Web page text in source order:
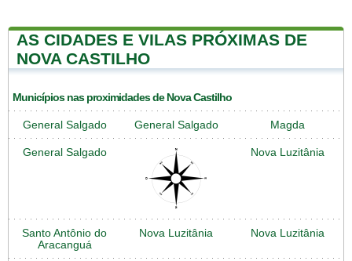
AS CIDADES E VILAS PRÓXIMAS DE
NOVA CASTILHO
Municípios nas proximidades de Nova Castilho
General Salgado General Salgado Magda
General Salgado Nova Luzitânia
Santo Antônio do
Aracanguá
Nova Luzitânia Nova Luzitânia